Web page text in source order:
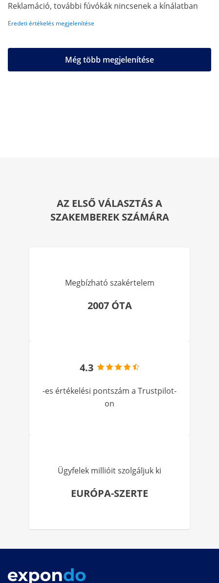
Reklamáció, további fúvókák nincsenek a kínálatban
Eredeti értékelés megjelenítése
Még több megjelenítése
AZ ELSŐ VÁLASZTÁS A
SZAKEMBEREK SZÁMÁRA
Megbízható szakértelem
2007 ÓTA
4.3
-es értékelési pontszám a Trustpilot-
on
Ügyfelek millióit szolgáljuk ki
EURÓPA-SZERTE